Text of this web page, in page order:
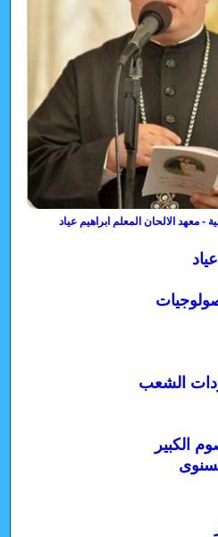
معهد الالحان المعلم ابراهيم عياد
الشعب
الكبير